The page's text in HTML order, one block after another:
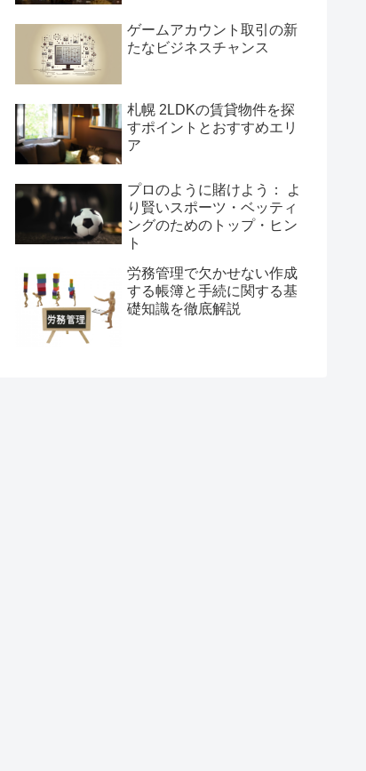
ゲームアカウント取引の新
たなビジネスチャンス
札幌 2LDKの賃貸物件を探
すポイントとおすすめエリ
ア
プロのように賭けよう： よ
り賢いスポーツ・ベッティ
ングのためのトップ・ヒン
ト
労務管理で欠かせない作成
する帳簿と手続に関する基
礎知識を徹底解説